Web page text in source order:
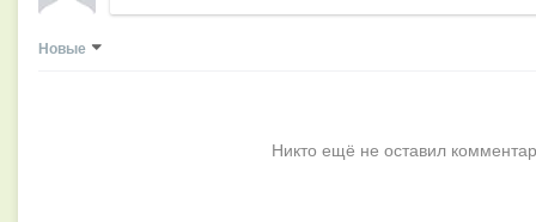
Новые
Никто ещё не оставил